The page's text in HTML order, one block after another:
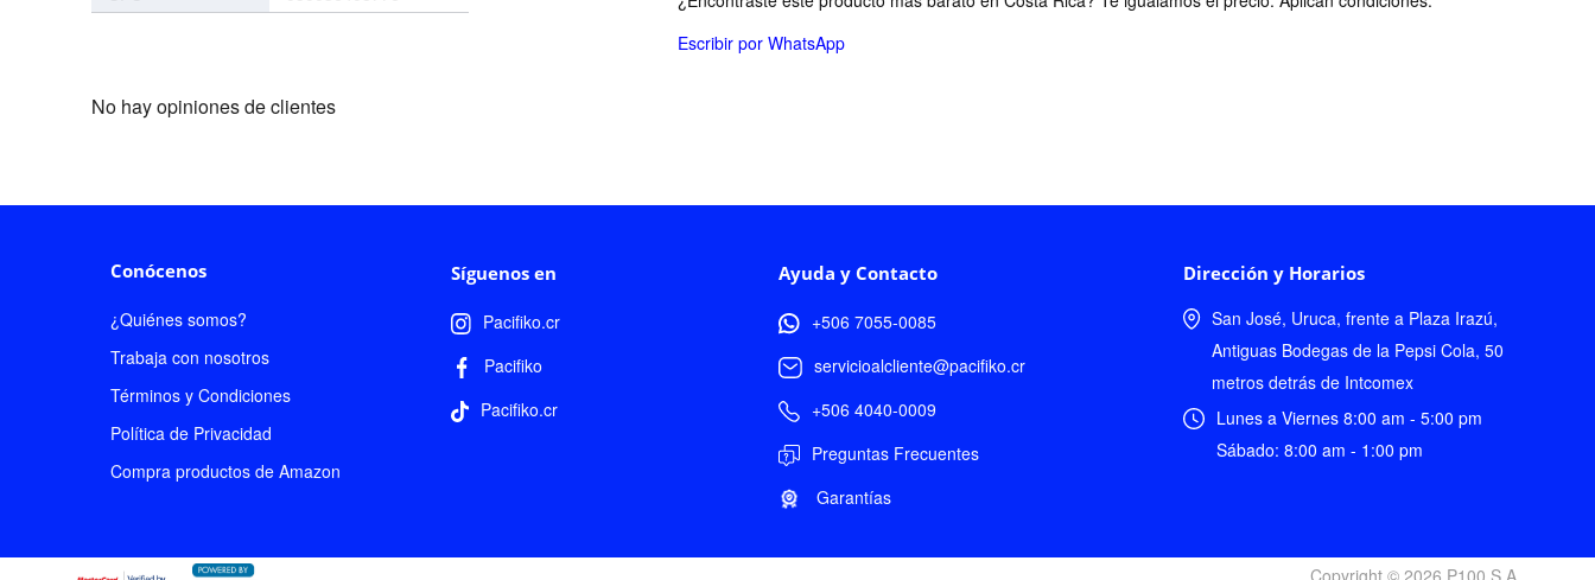
Escribir por WhatsApp
No hay opiniones de clientes
Conócenos
¿Quiénes somos?
Trabaja con nosotros
Términos y Condiciones
Política de Privacidad
Compra productos de Amazon
Síguenos en
Pacifiko.cr
Pacifiko
Pacifiko.cr
Ayuda y Contacto
+506 7055-0085
servicioalcliente@pacifiko.cr
+506 4040-0009
Preguntas Frecuentes
Garantías
Dirección y Horarios
San José, Uruca, frente a Plaza Irazú,
Antiguas Bodegas de la Pepsi Cola, 50
metros detrás de Intcomex
Lunes a Viernes 8:00 am - 5:00 pm
Sábado: 8:00 am - 1:00 pm
Copyright © 2026 P100 S.A.